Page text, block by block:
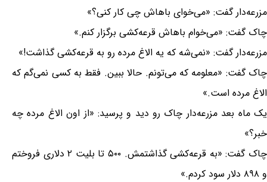
مزرعه‌دار گفت: «می‌خوای باهاش چی کار کنی؟»
چاک گفت: «می‌خوام باهاش قرعه‌کشی برگزار کنم.»
مزرعه‌دار گفت: «نمی‌شه که یه الاغ مرده رو به قرعه‌کشی گذاشت!»
چاک گفت: «معلومه که می‌تونم. حالا ببین. فقط به کسی نمی‌گم که
الاغ مرده است.»
یک ماه بعد مزرعه‌دار چاک رو دید و پرسید: «از اون الاغ مرده چه
خبر؟»
چاک گفت: «به قرعه‌کشی گذاشتمش. ۵۰۰ تا بلیت ۲ دلاری فروختم
و ۸۹۸ دلار سود کردم.»